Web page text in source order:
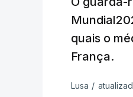
À FIFA, o
garantiu
quais o
França.
Lusa /